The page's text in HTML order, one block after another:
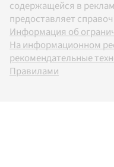
содержащейся в
предоставляет
Информация об
На информационном
рекомендательные
Правилами